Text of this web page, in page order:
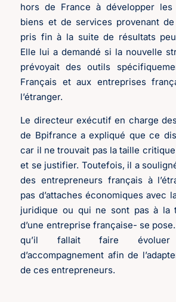
hors de France à développer les
biens et de services provenant de
pris fin à la suite de résultats peu
Elle lui a demandé si la nouvelle
prévoyait des outils
Français et aux entreprises
l’étranger.
Le directeur exécutif en charge
de Bpifrance a expliqué que ce
car il ne trouvait pas la taille
et se justifier. Toutefois, il a
des entrepreneurs français à
pas d’attaches économiques avec
juridique ou qui ne sont pas à la
d’une entreprise française- se
qu’il fallait faire
d’accompagnement afin de
de ces entrepreneurs.